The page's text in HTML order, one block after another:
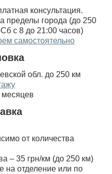
консультация.
пределы города (до 250
с 8 до 21:00 часов)
самостоятельно
обл. до 250 км
месяцев
от количества
– 35 грн/км (до 250 км)
на отделение или по